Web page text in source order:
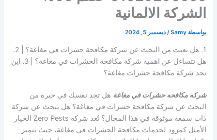
الشركة الالمانية
بواسطة Samy
/ديسمبر 5, 2024
1. هل تعبت من البحث عن شركة مكافحة حشرات في مغاغة؟ | 2.
هل تتساءل عن اهمية شركة مكافحة الحشرات في مغاغة؟ | 3. اين
تجد شركة مكافحة حشرات مغاغة؟
شركه مكافحه حشرات في مغاغة هل تجد نفسك في حيرة من
البحث عن شركة مكافحة حشرات في مغاغة؟ هل تبحث عن شركة
ذات سمعة موثوقة في هذا المجال؟ تُعد شركة Zero Pests الخيار
الأمثل كمزود لخدمات مكافحة الحشرات في مغاغة، حيث تتميز